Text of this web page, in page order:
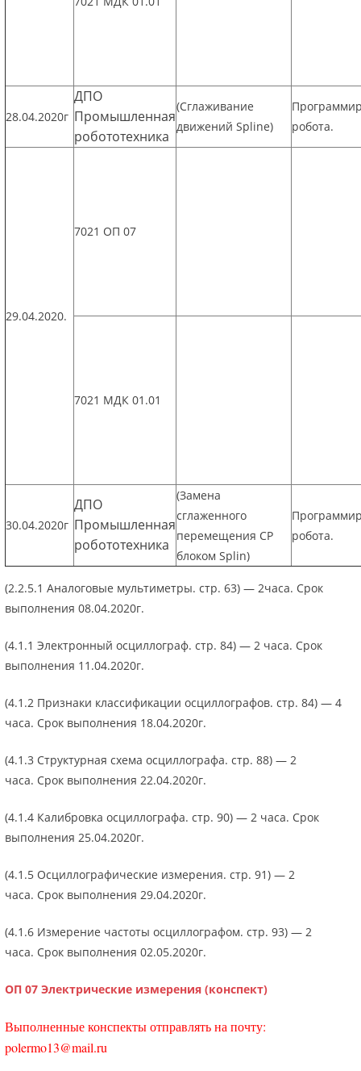
28.04.2020г
ДПО
Промышленная
робототехника
(Сглаживание
движений Spline)
робота.
29.04.2020.
7021 ОП 07
7021 МДК 01.01
30.04.2020г
ДПО
Промышленная
робототехника
(Замена
сглаженного
перемещения CP
блоком Splin)
робота.
(2.2.5.1 Аналоговые мультиметры. стр. 63) — 2часа. Срок
выполнения 08.04.2020г.
(4.1.1 Электронный осциллограф. стр. 84) — 2 часа. Срок
выполнения 11.04.2020г.
(4.1.2 Признаки классификации осциллографов. стр. 84) — 4
часа. Срок выполнения 18.04.2020г.
(4.1.3 Структурная схема осциллографа. стр. 88) — 2
часа. Срок выполнения 22.04.2020г.
(4.1.4 Калибровка осциллографа. стр. 90) — 2 часа. Срок
выполнения 25.04.2020г.
(4.1.5 Осциллографические измерения. стр. 91) — 2
часа. Срок выполнения 29.04.2020г.
(4.1.6 Измерение частоты осциллографом. стр. 93) — 2
часа. Срок выполнения 02.05.2020г.
ОП 07 Электрические измерения (конспект)
Выполненные конспекты отправлять на почту:
polermo13@mail.ru